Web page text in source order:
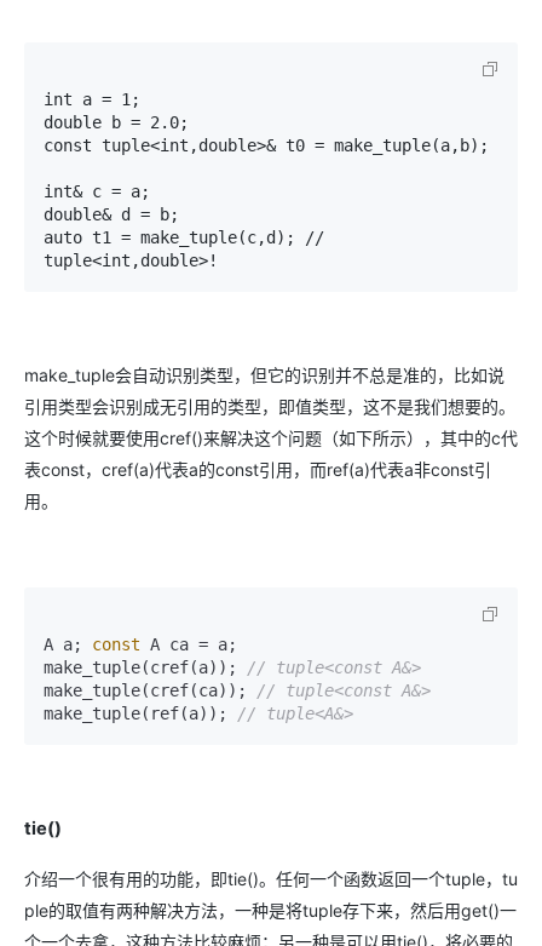
int a = 1;
double b = 2.0;
const tuple<int,double>& t0 = make_tuple(a,b);
int& c = a;
double& d = b;
auto t1 = make_tuple(c,d); //
tuple<int,double>!
make_tuple会自动识别类型，但它的识别并不总是准的，比如说
引用类型会识别成无引用的类型，即值类型，这不是我们想要的。
这个时候就要使用cref()来解决这个问题（如下所示），其中的c代
表const，cref(a)代表a的const引用，而ref(a)代表a非const引
用。
A a; const A ca = a;
make_tuple(cref(a));
// tuple<const A&>
make_tuple(cref(ca));
// tuple<const A&>
make_tuple(ref(a));
// tuple<A&>
tie()
介绍一个很有用的功能，即tie()。任何一个函数返回一个tuple，tu
ple的取值有两种解决方法，一种是将tuple存下来，然后用get()一